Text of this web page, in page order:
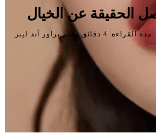
الحقيقة عن الخيال
· مدة القراءة: 4 دقائق ·بقلم براوز آند ليبز